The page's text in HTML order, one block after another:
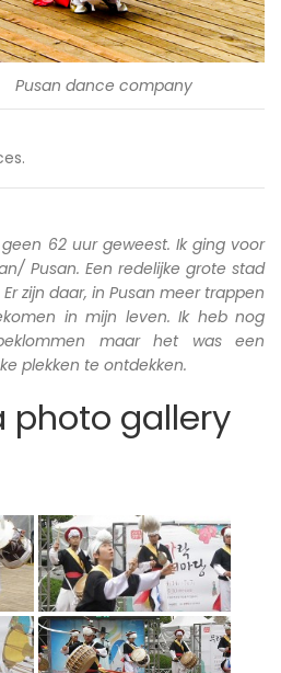
Pusan dance company
62 uur geweest. Ik ging voor
Pusan. Een redelijke grote stad
zijn daar, in Pusan meer trappen
in mijn leven. Ik heb nog
maar het was een
plekken te ontdekken.
photo gallery